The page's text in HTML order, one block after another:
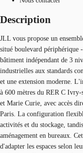
Description
JLL vous propose un
situé boulevard
bâtiment indépendant de 3
industrielles aux standards
et une extension moderne.
à 600 mètres du RER C
et Marie Curie, avec accès
Paris. La configuration
activités et du stockage,
aménagement en bureaux.
d'adapter les espaces selon